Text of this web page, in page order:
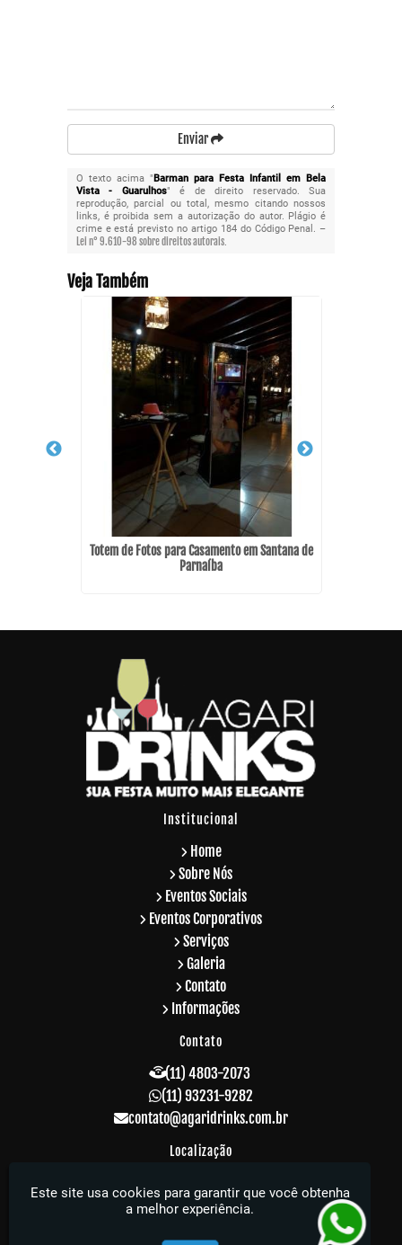
Enviar
O texto acima "Barman para Festa Infantil em Bela
Vista - Guarulhos" é de direito reservado. Sua
reprodução, parcial ou total, mesmo citando nossos
links, é proibida sem a autorização do autor. Plágio é
crime e está previsto no artigo 184 do Código Penal. –
Lei n° 9.610-98 sobre direitos autorais.
Veja Também
Totem de Fotos para Casamento em Santana de
Parnaíba
Institucional
Home
Sobre Nós
Eventos Sociais
Eventos Corporativos
Serviços
Galeria
Contato
Informações
Contato
(11) 4803-2073
(11) 93231-9282
contato@agaridrinks.com.br
Localização
R. Acre, 229 - Vila Rosalia - Guarulhos / SP -
CEP: 07064-010
Agari Drinks - Sua festa muito mais elegante
Este site usa cookies para garantir que você obtenha
a melhor experiência.